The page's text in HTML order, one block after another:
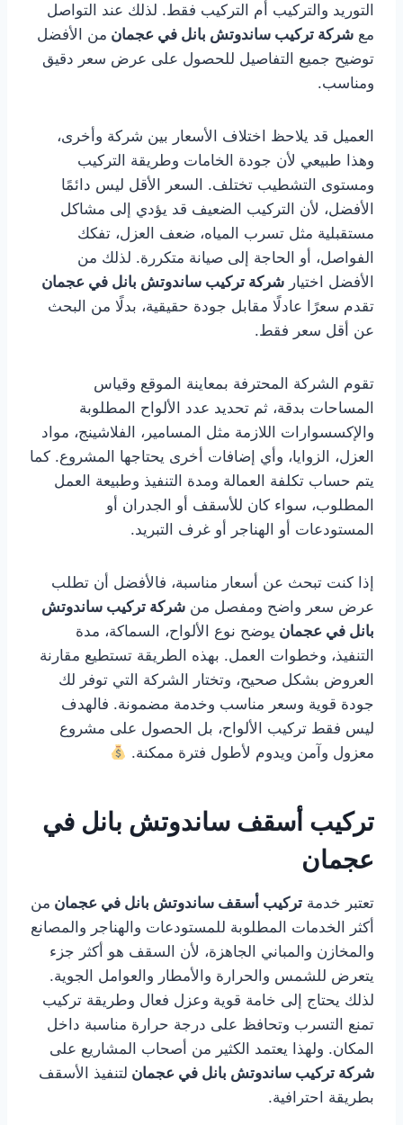
التوريد والتركيب أم التركيب فقط. لذلك عند التواصل
مع شركة تركيب ساندوتش بانل في عجمان من الأفضل
توضيح جميع التفاصيل للحصول على عرض سعر دقيق
ومناسب.
العميل قد يلاحظ اختلاف الأسعار بين شركة وأخرى،
وهذا طبيعي لأن جودة الخامات وطريقة التركيب
ومستوى التشطيب تختلف. السعر الأقل ليس دائمًا
الأفضل، لأن التركيب الضعيف قد يؤدي إلى مشاكل
مستقبلية مثل تسرب المياه، ضعف العزل، تفكك
الفواصل، أو الحاجة إلى صيانة متكررة. لذلك من
الأفضل اختيار شركة تركيب ساندوتش بانل في عجمان
تقدم سعرًا عادلًا مقابل جودة حقيقية، بدلًا من البحث
عن أقل سعر فقط.
تقوم الشركة المحترفة بمعاينة الموقع وقياس
المساحات بدقة، ثم تحديد عدد الألواح المطلوبة
والإكسسوارات اللازمة مثل المسامير، الفلاشينج، مواد
العزل، الزوايا، وأي إضافات أخرى يحتاجها المشروع. كما
يتم حساب تكلفة العمالة ومدة التنفيذ وطبيعة العمل
المطلوب، سواء كان للأسقف أو الجدران أو
المستودعات أو الهناجر أو غرف التبريد.
إذا كنت تبحث عن أسعار مناسبة، فالأفضل أن تطلب
عرض سعر واضح ومفصل من شركة تركيب ساندوتش
بانل في عجمان يوضح نوع الألواح، السماكة، مدة
التنفيذ، وخطوات العمل. بهذه الطريقة تستطيع مقارنة
العروض بشكل صحيح، وتختار الشركة التي توفر لك
جودة قوية وسعر مناسب وخدمة مضمونة. فالهدف
ليس فقط تركيب الألواح، بل الحصول على مشروع
معزول وآمن ويدوم لأطول فترة ممكنة.
تركيب أسقف ساندوتش بانل في
عجمان
تعتبر خدمة تركيب أسقف ساندوتش بانل في عجمان من
أكثر الخدمات المطلوبة للمستودعات والهناجر والمصانع
والمخازن والمباني الجاهزة، لأن السقف هو أكثر جزء
يتعرض للشمس والحرارة والأمطار والعوامل الجوية.
لذلك يحتاج إلى خامة قوية وعزل فعال وطريقة تركيب
تمنع التسرب وتحافظ على درجة حرارة مناسبة داخل
المكان. ولهذا يعتمد الكثير من أصحاب المشاريع على
شركة تركيب ساندوتش بانل في عجمان لتنفيذ الأسقف
بطريقة احترافية.